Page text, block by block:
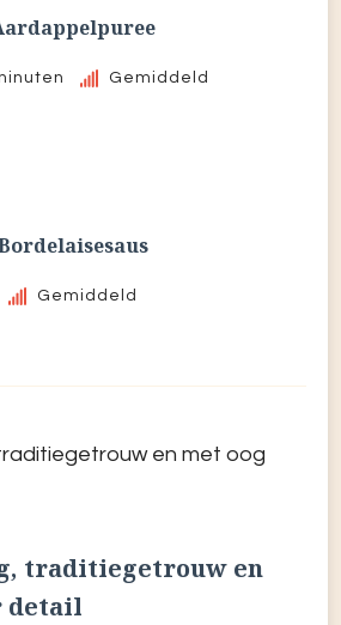
Gemiddeld
Gemiddeld
traditiegetrouw en
detail